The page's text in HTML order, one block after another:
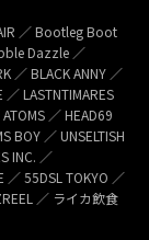
／ Bootleg Boot
Dazzle ／
／ BLACK ANNY ／
／ LASTNTIMARES
／ HEAD69
BOY ／ UNSELTISH
INC. ／
／ 55DSL TOKYO ／
／ ライカ飲食